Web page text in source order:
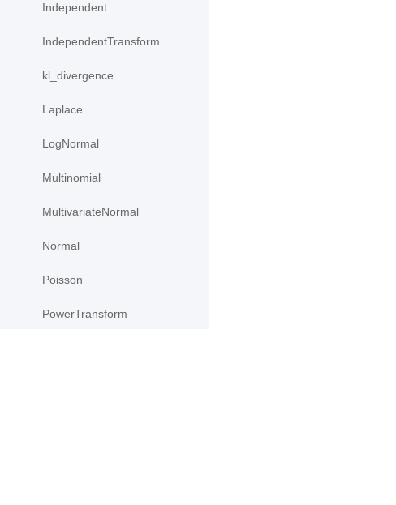
Independent
IndependentTransform
kl_divergence
Laplace
LogNormal
Multinomial
MultivariateNormal
Normal
Poisson
PowerTransform